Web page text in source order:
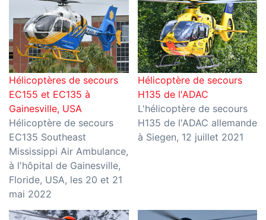
Hélicoptères de secours
EC155 et EC135 à
Gainesville, USA
Hélicoptère de secours
EC135 Southeast
Mississippi Air Ambulance,
à l'hôpital de Gainesville,
Floride, USA, les 20 et 21
mai 2022
Hélicoptère de secours
H135 de l'ADAC
L'hélicoptère de secours
H135 de l'ADAC allemande
à Siegen, 12 juillet 2021